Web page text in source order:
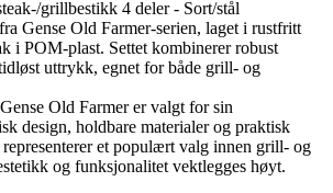
Gense Old Farmer-serien, laget i rustfritt
i POM-plast. Settet kombinerer robust
uttrykk, egnet for både grill- og
Old Farmer er valgt for sin
design, holdbare materialer og praktisk
et populært valg innen grill- og
og funksjonalitet vektlegges høyt.